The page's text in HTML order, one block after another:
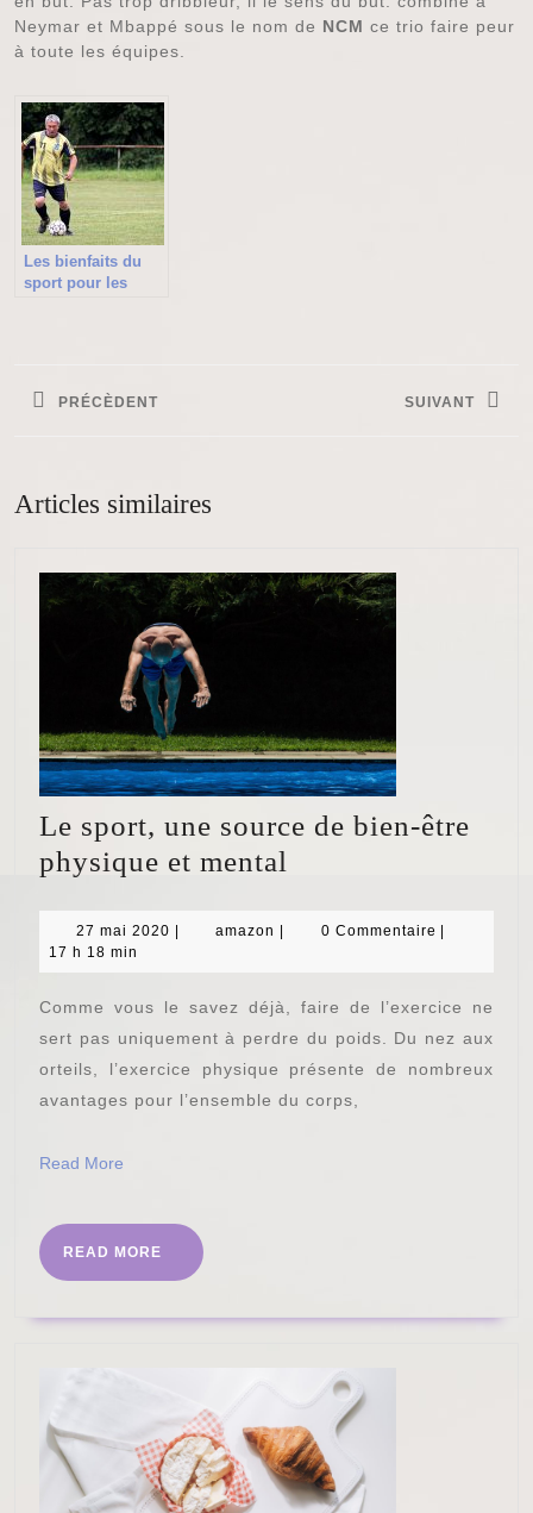
Neymar et Mbappé sous le nom de NCM ce trio faire peur
à toute les équipes.
Les bienfaits du
sport pour les
l’article
PRÉCÈDENT SUIVANT
Articles similaires
Le sport, une source de bien-être
physique et mental
une
de
bien-
être
physique
27 mai 2020 27
| amazon amazon
| 0 Commentaire |
17 h 18 min
Comme vous le savez déjà, faire de l’exercice ne
sert pas uniquement à perdre du poids. Du nez aux
orteils, l’exercice physique présente de nombreux
avantages pour l’ensemble du corps,
Read More
READ MORE
READ
MORE